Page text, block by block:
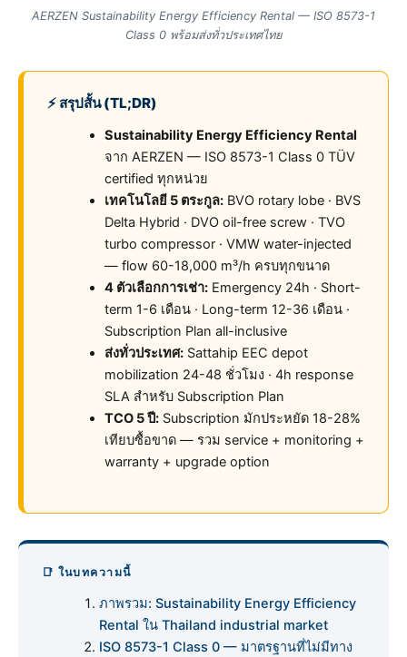
AERZEN Sustainability Energy Efficiency Rental — ISO 8573-1
Class 0 พร้อมส่งทั่วประเทศไทย
⚡ สรุปสั้น (TL;DR)
Sustainability Energy Efficiency Rental
จาก AERZEN — ISO 8573-1 Class 0 TÜV
certified ทุกหน่วย
เทคโนโลยี 5 ตระกูล: BVO rotary lobe · BVS
Delta Hybrid · DVO oil-free screw · TVO
turbo compressor · VMW water-injected
— flow 60-18,000 m³/h ครบทุกขนาด
4 ตัวเลือกการเช่า: Emergency 24h · Short-
term 1-6 เดือน · Long-term 12-36 เดือน ·
Subscription Plan all-inclusive
ส่งทั่วประเทศ: Sattahip EEC depot
mobilization 24-48 ชั่วโมง · 4h response
SLA สำหรับ Subscription Plan
TCO 5 ปี: Subscription มักประหยัด 18-28%
เทียบซื้อขาด — รวม service + monitoring +
warranty + upgrade option
📑 ในบทความนี้
ภาพรวม: Sustainability Energy Efficiency
Rental ใน Thailand industrial market
ISO 8573-1 Class 0 — มาตรฐานที่ไม่มีทาง